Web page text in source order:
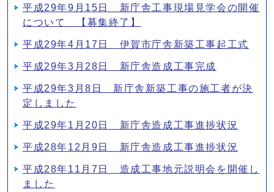
平成29年9月15日 新庁舎工事現場見学会の開催
について 【募集終了】
平成29年4月17日 伊賀市庁舎新築工事起工式
平成29年3月28日 新庁舎造成工事完成
平成29年3月8日 新庁舎新築工事の施工者が決
定しました
平成29年1月20日 新庁舎造成工事進捗状況
平成28年12月9日 新庁舎造成工事進捗状況
平成28年11月7日 造成工事地元説明会を開催し
ました